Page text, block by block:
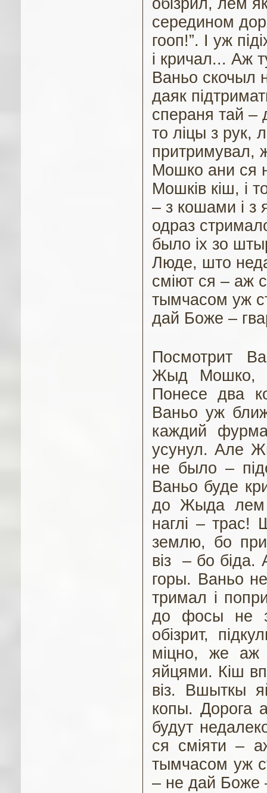
обізрил, лем
середином
гооп!”. І уж
і кричал... Аж
Ваньо скочыл
даяк
спераня тай –
то ліцы з рук,
притримувал,
Мошко ани ся
Мошків кіш, і
– з кошами і з
одраз
было іх зо
Люде, што
сміют ся – аж
тымчасом уж
дай Боже –
Посмотрит
Жыд Мошко, о
Понесе два
Ваньо уж
каждий
усунул. Але
не было –
Ваньо буде
до Жыда лем
наглі –трас!
землю, бо
віз –бо біда.
горы. Ваньо
тримал і
до фосы не
обізрит,
міцно, же
яйцями. Кіш
віз. Вшыткы
копы. Дорога
будут
ся сміяти –
тымчасом уж
– не дай Боже